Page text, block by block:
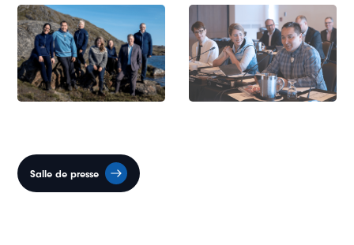
Salle de presse